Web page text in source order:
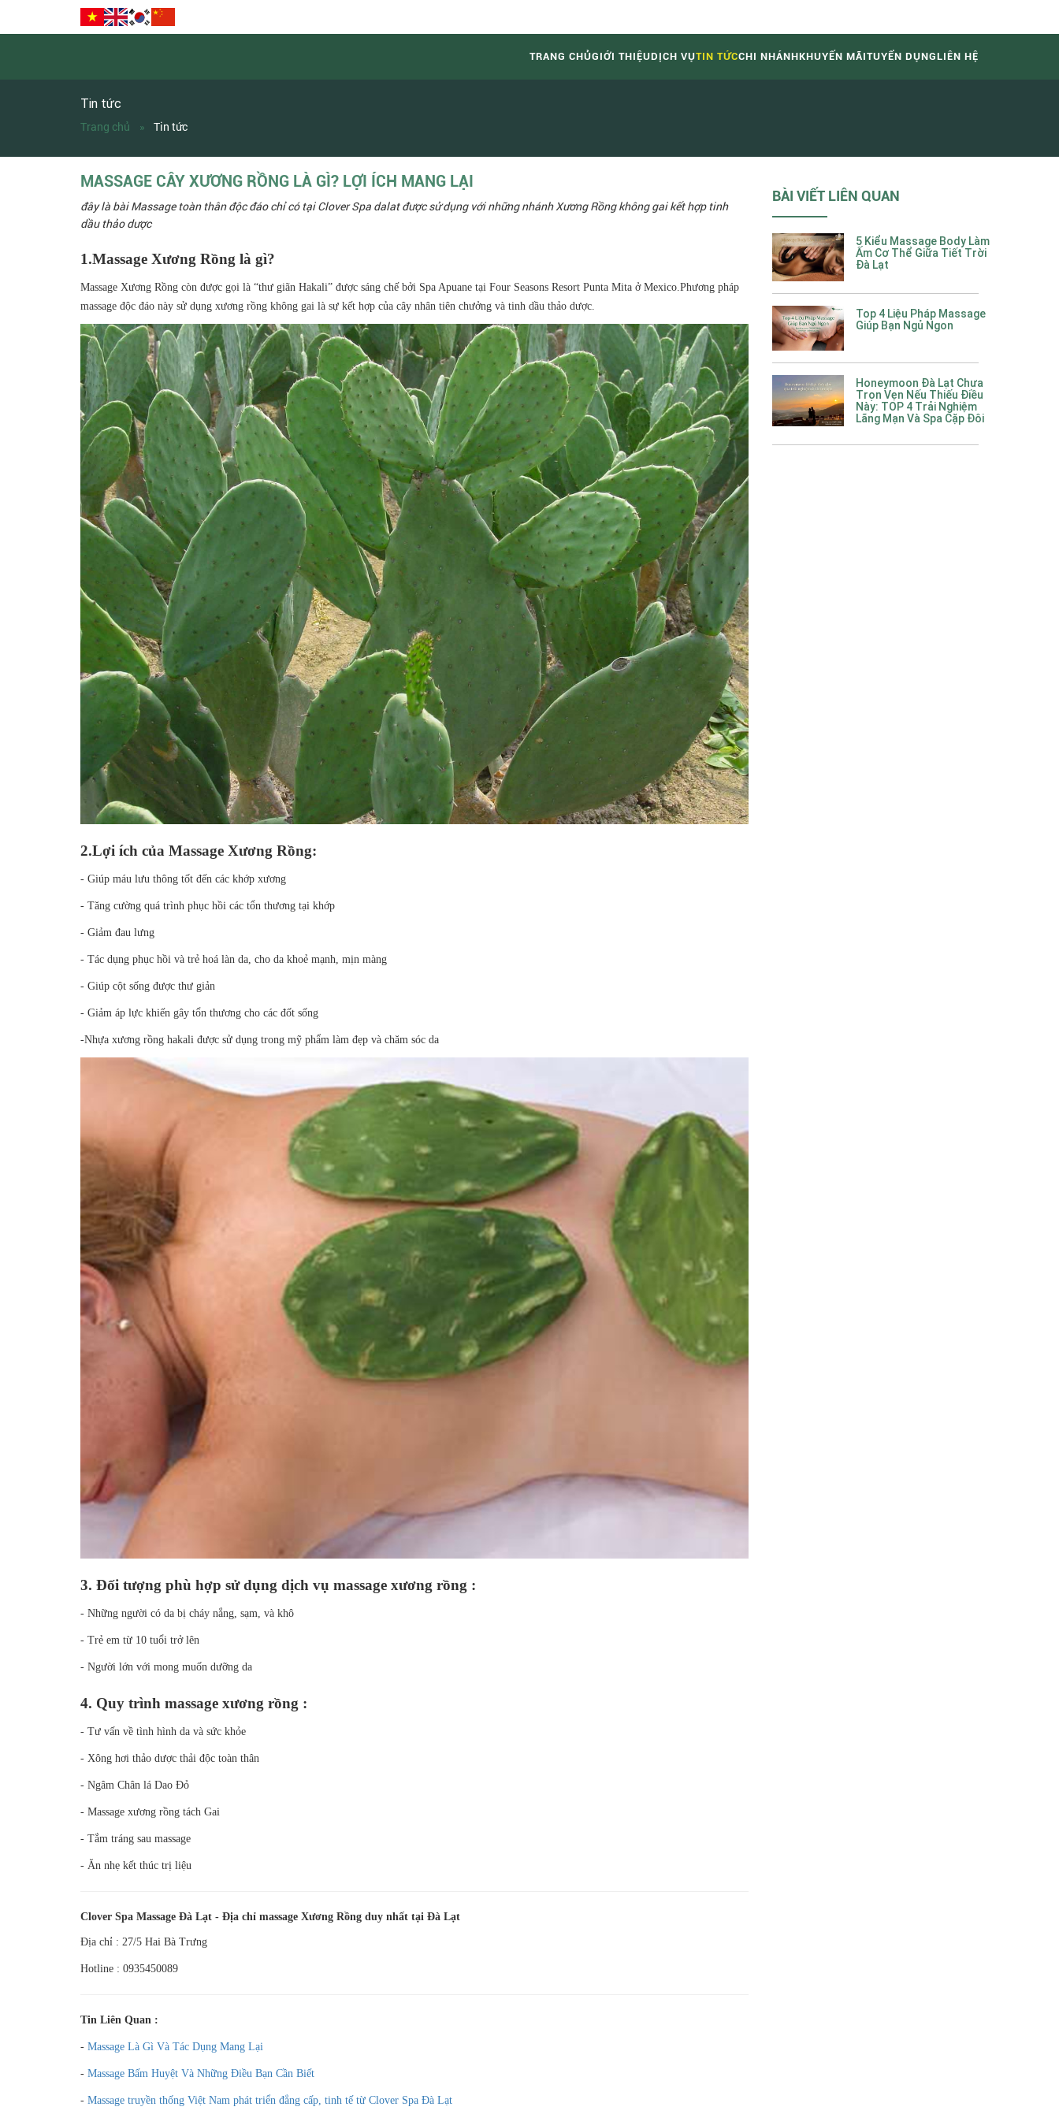
TRANG CHỦGIỚI THIỆUDỊCH VỤTIN TỨCCHI NHÁNHKHUYẾN MÃITUYỂN DỤNGLIÊN HỆ
Tin tức
Trang chủ
Tin tức
MASSAGE CÂY XƯƠNG RỒNG LÀ GÌ? LỢI ÍCH MANG LẠI
đây là bài Massage toàn thân độc đáo chỉ có tại Clover Spa dalat được sử dụng với những nhánh Xương Rồng không gai kết hợp tinh
dầu thảo dược
1.Massage Xương Rồng là gì?
Massage Xương Rồng còn được gọi là “thư giãn Hakali” được sáng chế bởi Spa Apuane tại Four Seasons Resort Punta Mita ở Mexico.Phương pháp
massage độc đáo này sử dụng xương rồng không gai là sự kết hợp của cây nhân tiên chưởng và tinh dầu thảo dược.
2.Lợi ích của Massage Xương Rồng:
- Giúp máu lưu thông tốt đến các khớp xương
- Tăng cường quá trình phục hồi các tổn thương tại khớp
- Giảm đau lưng
- Tác dụng phục hồi và trẻ hoá làn da, cho da khoẻ mạnh, mịn màng
- Giúp cột sống được thư giản
- Giảm áp lực khiến gây tổn thương cho các đốt sống
-Nhựa xương rồng hakali được sử dụng trong mỹ phẩm làm đẹp và chăm sóc da
3. Đối tượng phù hợp sử dụng dịch vụ massage xương rồng :
- Những người có da bị cháy nắng, sạm, và khô
- Trẻ em từ 10 tuổi trở lên
- Người lớn với mong muốn dưỡng da
4. Quy trình massage xương rồng :
- Tư vấn về tình hình da và sức khỏe
- Xông hơi thảo dược thải độc toàn thân
- Ngâm Chân lá Dao Đỏ
- Massage xương rồng tách Gai
- Tắm tráng sau massage
- Ăn nhẹ kết thúc trị liệu
Clover Spa Massage Đà Lạt - Địa chỉ massage Xương Rồng duy nhất tại Đà Lạt
Địa chỉ : 27/5 Hai Bà Trưng
Hotline : 0935450089
Tin Liên Quan :
- Massage Là Gì Và Tác Dụng Mang Lại
- Massage Bấm Huyệt Và Những Điều Bạn Cần Biết
- Massage truyền thống Việt Nam phát triển đẳng cấp, tinh tế từ Clover Spa Đà Lạt
BÀI VIẾT LIÊN QUAN
5 Kiểu Massage Body Làm
Ấm Cơ Thể Giữa Tiết Trời
Đà Lạt
Top 4 Liệu Pháp Massage
Giúp Bạn Ngủ Ngon
Honeymoon Đà Lạt Chưa
Trọn Vẹn Nếu Thiếu Điều
Này: TOP 4 Trải Nghiệm
Lãng Mạn Và Spa Cặp Đôi